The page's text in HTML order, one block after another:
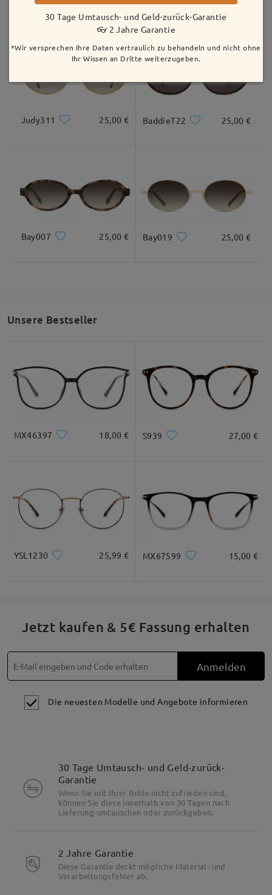
Versandzeit
Ähnliche Fassungen
Judy311 25,00 € BaddieT22 25,00 €
Bay007 25,00 € Bay019 25,00 €
Unsere Bestseller
MX46397 18,00 € S939 27,00 €
YSL1230 25,99 € MX67599 15,00 €
Jetzt kaufen & 5€ Fassung erhalten
Anmelden
Die neuesten Modelle und Angebote informieren
30 Tage Umtausch- und Geld-zurück-
Garantie
Wenn Sie mit Ihrer Brille nicht zufrieden sind,
können Sie diese innerhalb von 30 Tagen nach
Lieferung umtauschen oder zurückgeben.
2 Jahre Garantie
Diese Garantie deckt mögliche Material- und
Verarbeitungsfehler ab.
30 Tage Umtausch- und Geld-zurück-Garantie
👓 2 Jahre Garantie
*Wir versprechen Ihre Daten vertraulich zu behandeln und nicht ohne
Ihr Wissen an Dritte weiterzugeben.